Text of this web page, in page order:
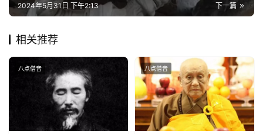
下一篇
2024年5月31日 下午2:13
相关推荐
八点僧音 八点僧音